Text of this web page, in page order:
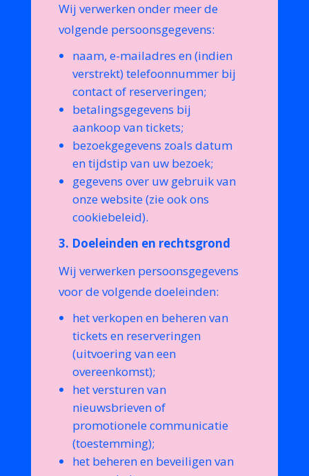
Wij verwerken onder meer de
volgende persoonsgegevens:
naam, e-mailadres en (indien
verstrekt) telefoonnummer bij
contact of reserveringen;
betalingsgegevens bij
aankoop van tickets;
bezoekgegevens zoals datum
en tijdstip van uw bezoek;
gegevens over uw gebruik van
onze website (zie ook ons
cookiebeleid).
3. Doeleinden en rechtsgrond
Wij verwerken persoonsgegevens
voor de volgende doeleinden:
het verkopen en beheren van
tickets en reserveringen
(uitvoering van een
overeenkomst);
het versturen van
nieuwsbrieven of
promotionele communicatie
(toestemming);
het beheren en beveiligen van